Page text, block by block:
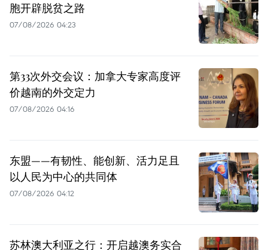
胞开辟脱贫之路
07/08/2026 04:23
第33次外交会议：加拿大专家高度评
价越南的外交定力
07/08/2026 04:16
东盟——有韧性、能创新、活力足且
以人民为中心的共同体
07/08/2026 04:12
苏林澳大利亚之行：开启越澳务实合